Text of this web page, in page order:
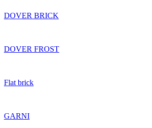
DOVER BRICK
DOVER FROST
Flat brick
GARNI